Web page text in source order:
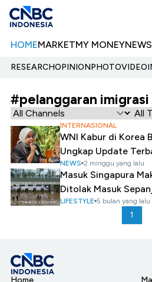
HOMEMARKETMY MONEYNEWS
RESEARCHOPINIONPHOTOVIDEO
#pelanggaran imigrasi
INTERNASIONAL
WNI Kabur di Korea
Ungkap Update
NEWS 2 minggu yang lalu
Masuk Singapura
Ditolak Masuk
LIFESTYLE 5 bulan yang lalu
1
Home